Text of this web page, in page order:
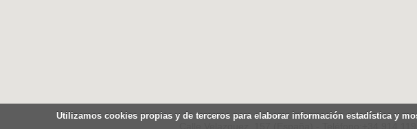
Calle Velazquez, 157 (España) -
Utilizamos cookies propias y de terceros para elaborar información estadística y